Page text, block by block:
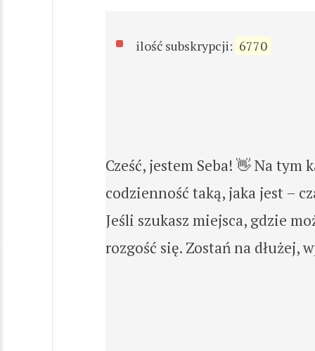
ilość subskrypcji: 6770
Cześć, jestem Seba! 👋 Na
codzienność taką, jaka jest –
Jeśli szukasz miejsca, gdzie
rozgość się. Zostań na